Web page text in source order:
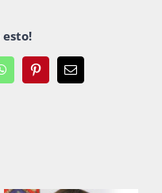
esto!
WhatsAppPinterestEmail